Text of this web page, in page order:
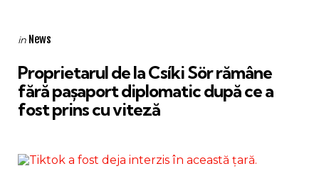
Categories
Posted
in News
Proprietarul de la Csíki Sör rămâne
fără pașaport diplomatic după ce a
fost prins cu viteză